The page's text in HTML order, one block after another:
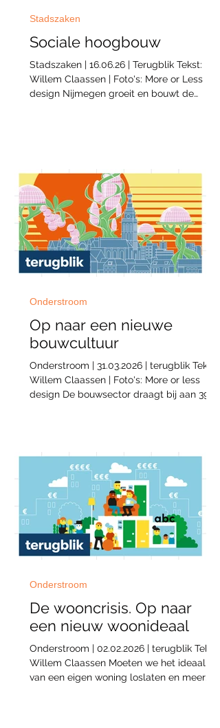
Sociale hoogbouw
Stadszaken | 16.06.26 | Terugblik Tekst:
Willem Claassen | Foto's: More or Less
design Nijmegen groeit en bouwt de
architect Ruby van den Munckhof en
stedenbouwkundigen Bram van Ooijen en
Wander Hendriks als gasten. In de NYMA
makersplaats spraken ze over hoe de
leefkwaliteit van
Stadszaken
Op naar een nieuwe
bouwcultuur
Onderstroom | 31.03.2026 | terugblik Tekst:
Willem Claassen | Foto's: More or less
design De bouwsector draagt bij aan 39%
onderstroom wil een voorhoede van
architecten met regeneratief bouwen niet
alleen klimaatneutraal zijn, maar zelfs het
milieu verbeteren. De overgang naar een
compromisloze biobased bouwcultuur is
daarvoor essen
Onderstroom
De wooncrisis. Op naar
een nieuw woonideaal
Onderstroom | 02.02.2026 | terugblik Tekst:
Willem Claassen Moeten we het ideaal
van een eigen woning loslaten en meer
Onderstroom